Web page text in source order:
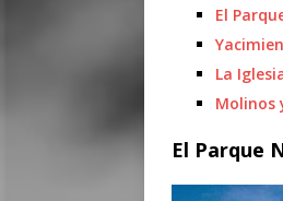
El
La
Molinos
El Parque